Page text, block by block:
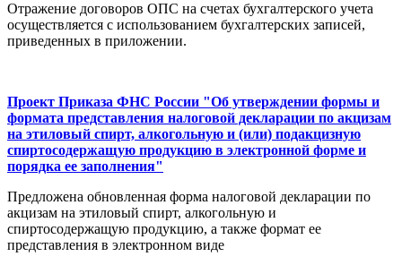
Отражение договоров ОПС на счетах бухгалтерского учета
осуществляется с использованием бухгалтерских записей,
приведенных в приложении.
Проект Приказа ФНС России "Об утверждении формы и
формата представления налоговой декларации по акцизам
на этиловый спирт, алкогольную и (или) подакцизную
спиртосодержащую продукцию в электронной форме и
порядка ее заполнения"
Предложена обновленная форма налоговой декларации по
акцизам на этиловый спирт, алкогольную и
спиртосодержащую продукцию, а также формат ее
представления в электронном виде